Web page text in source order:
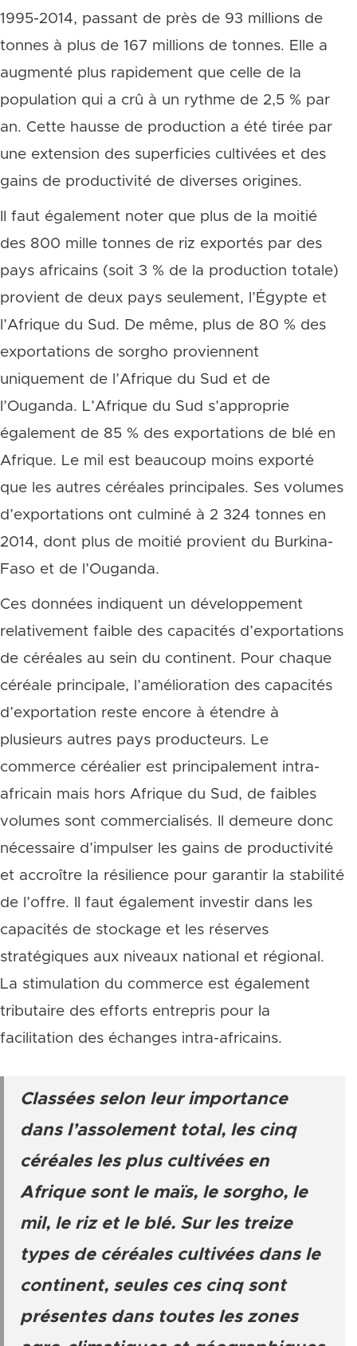
1995-2014, passant de près de 93 millions de
tonnes à plus de 167 millions de tonnes. Elle a
augmenté plus rapidement que celle de la
population qui a crû à un rythme de 2,5 % par
an. Cette hausse de production a été tirée par
une extension des superficies cultivées et des
gains de productivité de diverses origines.
Il faut également noter que plus de la moitié
des 800 mille tonnes de riz exportés par des
pays africains (soit 3 % de la production totale)
provient de deux pays seulement, l’Égypte et
l’Afrique du Sud. De même, plus de 80 % des
exportations de sorgho proviennent
uniquement de l’Afrique du Sud et de
l’Ouganda. L’Afrique du Sud s’approprie
également de 85 % des exportations de blé en
Afrique. Le mil est beaucoup moins exporté
que les autres céréales principales. Ses volumes
d’exportations ont culminé à 2 324 tonnes en
2014, dont plus de moitié provient du Burkina-
Faso et de l’Ouganda.
Ces données indiquent un développement
relativement faible des capacités d’exportations
de céréales au sein du continent. Pour chaque
céréale principale, l’amélioration des capacités
d’exportation reste encore à étendre à
plusieurs autres pays producteurs. Le
commerce céréalier est principalement intra-
africain mais hors Afrique du Sud, de faibles
volumes sont commercialisés. Il demeure donc
nécessaire d’impulser les gains de productivité
et accroître la résilience pour garantir la stabilité
de l’offre. Il faut également investir dans les
capacités de stockage et les réserves
stratégiques aux niveaux national et régional.
La stimulation du commerce est également
tributaire des efforts entrepris pour la
facilitation des échanges intra-africains.
Classées selon leur importance
dans l’assolement total, les cinq
céréales les plus cultivées en
Afrique sont le maïs, le sorgho, le
mil, le riz et le blé. Sur les treize
types de céréales cultivées dans le
continent, seules ces cinq sont
présentes dans toutes les zones